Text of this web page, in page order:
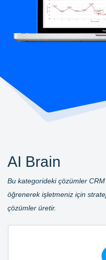
AI Brain
Bu kategorideki çözümler
öğrenerek işletmeniz için
çözümler üretir.